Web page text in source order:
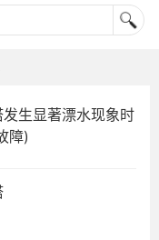
生显著漂水现象时
障)